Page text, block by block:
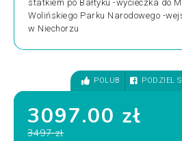
statkiem po Bałtyku -wycieczka do
Wolińskiego Parku Narodowego -
w Niechorzu
POLUB PODZIEL
3097.00 zł
3497 zł